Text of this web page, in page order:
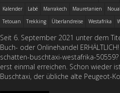
Kalender
Labé Marrakech Mauretanien
Tetouan
Trekking Überlandreise Westafrika
Seit 6. September 2021 unter dem Titel
Buch- oder Onlinehandel
schatten-buschtaxi-westafrika-
erst einmal erreichen. Schon wieder
Buschtaxi, der übliche alte Peugeot-